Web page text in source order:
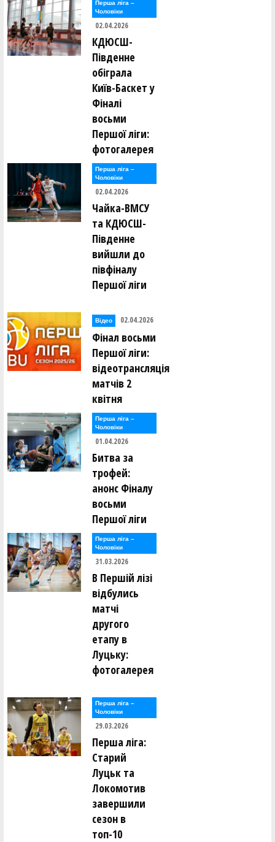
Перша лiга –
Чоловiки
02.04.2026
КДЮСШ-
Південне
обіграла
Київ-Баскет у
Фіналі
восьми
Першої ліги:
фотогалерея
Перша лiга –
Чоловiки
02.04.2026
Чайка-ВМСУ
та КДЮСШ-
Південне
вийшли до
півфіналу
Першої ліги
Відео 02.04.2026
Фінал восьми
Першої ліги:
відеотрансляція
матчів 2
квітня
Перша лiга –
Чоловiки
01.04.2026
Битва за
трофей:
анонс Фіналу
восьми
Першої ліги
Перша лiга –
Чоловiки
31.03.2026
В Першій лізі
відбулись
матчі
другого
етапу в
Луцьку:
фотогалерея
Перша лiга –
Чоловiки
29.03.2026
Перша ліга:
Старий
Луцьк та
Локомотив
завершили
сезон в
топ-10